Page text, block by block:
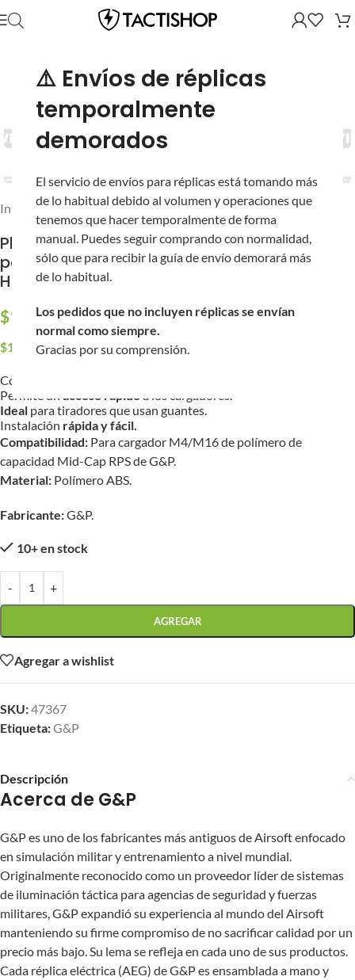
⚠️ Envíos de réplicas
temporalmente
demorados
El servicio de envíos para réplicas está tomando más
de lo habitual debido al volumen y operaciones que
tenemos que hacer temporalmente de forma
manual. Puedes seguir comprando con normalidad,
sólo que para recibir la guía de envío demorará más
de lo habitual.
Los pedidos que no incluyen réplicas se envían
normal como siempre.
Gracias por su comprensión.
Inicio Partes y Accesorios
Placa de Asistencia para Cargador G&P
para Cargadores Mid-Cap M4/M16 ‘G&P
High RPS’ (Color: Arena / Placa Individual)
$160.00
$153.60 al pagar con Transferencia
Construcción de polímero ABS de
Permite un acceso rápido a los cargadores.
Ideal para tiradores que usan guantes.
Instalación rápida y fácil.
Compatibilidad: Para cargador M4/M16 de polímero de
capacidad Mid-Cap RPS de G&P.
Material: Polímero ABS.
Fabricante:G&P.
10+ en stock
- +
AGREGAR
Agregar a wishlist
SKU:47367
Etiqueta:G&P
Descripción
Acerca de G&P
G&P es uno de los fabricantes más antiguos de Airsoft enfocado
en simulación militar y entrenamiento a nivel mundial.
Originalmente reconocido como un proveedor líder de sistemas
de iluminación táctica para agencias de seguridad y fuerzas
militares, G&P expandió su experiencia al mundo del Airsoft
manteniendo su firme compromiso de no sacrificar calidad por un
precio más bajo. Su lema se refleja en cada uno de sus productos.
Cada réplica eléctrica (AEG) de G&P es ensamblada a mano y